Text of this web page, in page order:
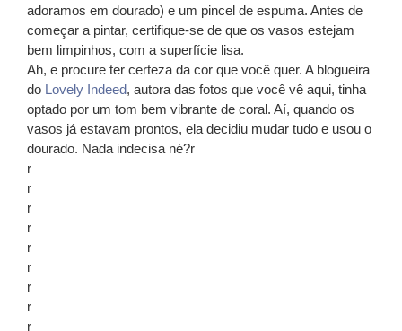
adoramos em dourado) e um pincel de espuma. Antes de
começar a pintar, certifique-se de que os vasos estejam
bem limpinhos, com a superfície lisa.
Ah, e procure ter certeza da cor que você quer. A blogueira
do Lovely Indeed, autora das fotos que você vê aqui, tinha
optado por um tom bem vibrante de coral. Aí, quando os
vasos já estavam prontos, ela decidiu mudar tudo e usou o
dourado. Nada indecisa né?r
r
r
r
r
r
r
r
r
r